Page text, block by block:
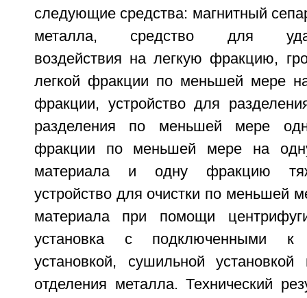
следующие средства: магнитный
металла, средство для
воздействия на легкую фракцию,
легкой фракции по меньшей мере
фракции, устройство для
разделения по меньшей мере
фракции по меньшей мере на
материала и одну фракцию
устройство для очистки по меньшей
материала при помощи
установка с подключенными к
установкой, сушильной
отделения металла. Технический